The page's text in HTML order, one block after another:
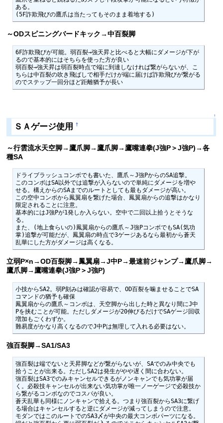
ある。
(5F詐欺飛びの鷹爪は当たってもそのまま着地する)
～ODスピニングバードキック→中百裂脚
6F詐欺飛びが可能。弱百裂→強天昇と比べると大幅にダメージが下が
るので基本的にはそちらを使った方が良い
弱百裂→強天昇は弱百裂時点で端に到達しなければ繋がらないが、こ
ちらは中百裂の吹き飛ばしで相手だけが端に届けば詐欺飛びが繋がる
のでステップ一回分ほど距離猶予が長い
↑
ＳＡゲージ使用 †
～行雲流水天空脚→鷹爪脚→鷹爪脚→鷹嘴連拳(J強P＞J強P)→各
種SA
ドライブラッシュコンボでも書いた、鷹爪～J強PからのSA追撃。
このコンボはSA以外では追撃が入らないので単純にダメージを増や
せる。構えからのSAまでのルートとしても最もダメージが高い。
この空中コンボから鳳翼扇を繋げた場合、鳳翼扇からの追撃はかなり
限定されることに注意。
基本的にはJ強Pが1発しか入らない。空中で二回以上拾うとそうな
る。
また、(地上食らいの)鳳翼扇からの鷹爪～J強PコンボでもSA(気功
掌)追撃が可能だが、鳳翼扇の時点で3ゲージあるなら最初から蒼天
乱華にした方がダメージは高くなる。
立弱P×n→OD百裂脚→鳳翼扇→J中P→最速前ジャンプ→鷹爪脚→
鷹爪脚→鷹嘴連拳(J強P＞J強P)
小技からSA2。弱P刻みは確認が容易で、OD百裂を噛ませることでSA
コマンドの猶予も確保
鳳翼扇からの鷹爪～コンボは、天空脚から出した時と異なり間にJ中
Pを挟むことが可能。ただしダメージが20伸びるだけでSAゲージ回収
増加もごくわずか。
難易度がかなり高くなるのでJ中Pは無理して入れる必要はない。
強百裂脚→SA1/SA3
強百裂は端でないと天昇脚などが繋がらないが、SAでのみ中央でも
拾うことが出来る。ただしSA2は発生がやや遅く間に合わない。
強百裂はSA3でのみキャンセルできるがノンキャンでも気功掌が届
く。必殺技キャンセルが出来ない気功掌が唯一ノーゲージで必殺技か
ら繋がるコンボなのでコスパが良い。
蒼天乱華も同様にノンキャンで拾える。つまり強百裂からSA3に繋げ
る場合はキャンセルすると逆にダメージが減ってしまうので注意。
モダンではこのルートでのSA3〆が中央の最大コンボパーツになる。